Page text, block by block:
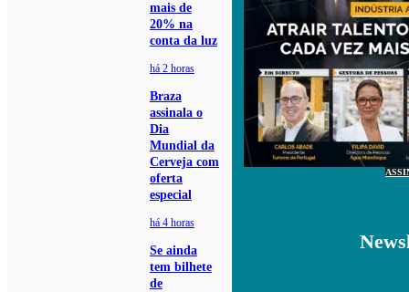
mais de
20% na
conta da luz
há 2 horas
Braza
assinala o
Dia
Mundial da
Cerveja com
oferta
especial
há 4 horas
Se ainda
tem bilhete
de